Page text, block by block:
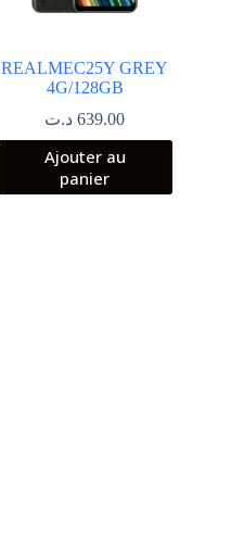
REALMEC25Y GREY
4G/128GB
639.00 د.ت
Ajouter au
panier